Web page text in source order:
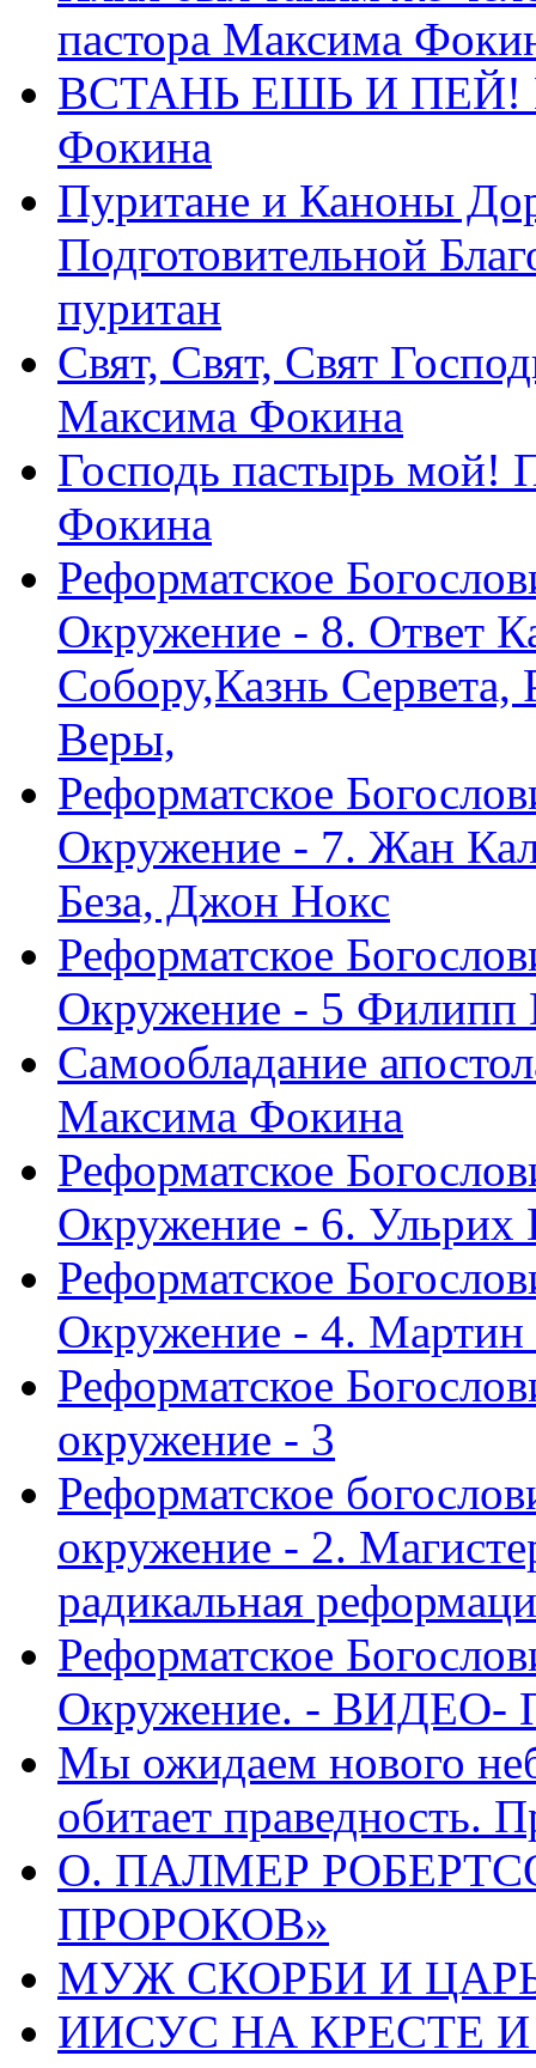
пастора Максима
ВСТАНЬ ЕШЬ И ПЕЙ!
Фокина
Пуритане и Каноны
Подготовительной
пуритан
Свят, Свят, Свят
Максима Фокина
Господь пастырь мой!
Фокина
Реформатское
Окружение - 8. Ответ
Собору,Казнь Сервета,
Веры,
Реформатское
Окружение - 7. Жан
Беза, Джон Нокс
Реформатское
Окружение - 5 Филипп
Самообладание
Максима Фокина
Реформатское
Окружение - 6. Ульрих
Реформатское
Окружение - 4.
Реформатское
окружение - 3
Реформатское
окружение - 2.
радикальная
Реформатское
Окружение. - ВИДЕО-
Мы ожидаем нового
обитает праведность.
О. ПАЛМЕР
ПРОРОКОВ»
МУЖ СКОРБИ И ЦАРЬ
ИИСУС НА КРЕСТЕ